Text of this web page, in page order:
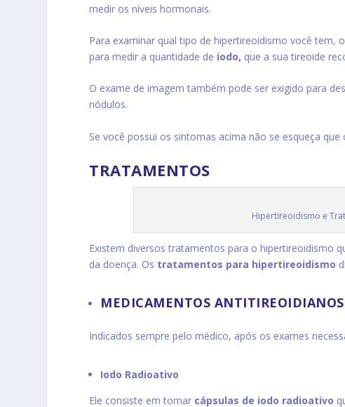
medir os níveis hormonais.
Para examinar qual tipo de hipertireoidismo você
para medir a quantidade de iodo, que a sua tireoide
O exame de imagem também pode ser exigido para
nódulos.
Se você possui os sintomas acima não se esqueça que
TRATAMENTOS
Hipertireoidismo e
Existem diversos tratamentos para o hipertireoidismo
da doença. Os tratamentos para hipertireoidismo
MEDICAMENTOS ANTITIREOIDIANOS
Indicados sempre pelo médico, após os exames
Iodo Radioativo
Ele consiste em tomar cápsulas de iodo radioativo